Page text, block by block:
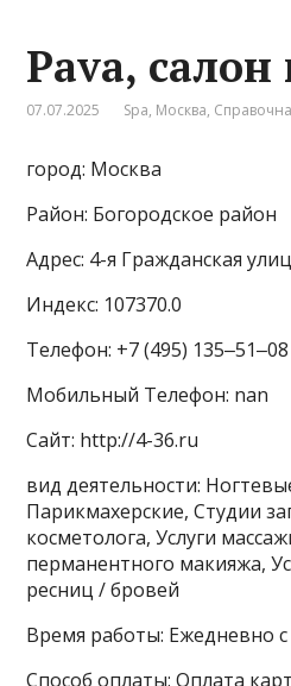
Pava,
07.07.2025 Spa, Москва,
город: Москва
Район: Богородское район
Адрес: 4-я Гражданская
Индекс: 107370.0
Телефон: +7 (495) 135‒51‒08
Мобильный Телефон: nan
Сайт: http://4-36.ru
вид деятельности:
Парикмахерские, Студии
косметолога, Услуги
перманентного макияжа,
ресниц / бровей
Время работы: Ежедневно с
Способ оплаты: Оплата